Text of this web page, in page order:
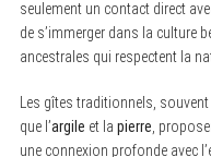
seulement un contact direct
de s’immerger dans la culture
ancestrales qui respectent la
Les gîtes traditionnels,
que l’argile et la pierre ,
une connexion profonde avec